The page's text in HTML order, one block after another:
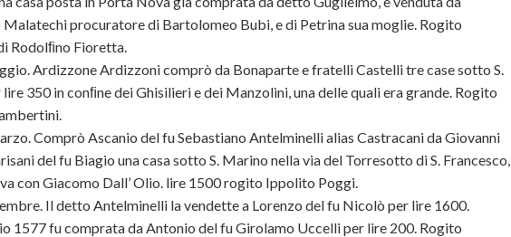
Malatechi procuratore di Bartolomeo Bubi, e di Petrina sua moglie. Rogito
Rodolﬁno Fioretta.
Ardizzone Ardizzoni comprò da Bonaparte e fratelli Castelli tre case sotto S.
350 in conﬁne dei Ghisilieri e dei Manzolini, una delle quali era grande. Rogito
Comprò Ascanio del fu Sebastiano Antelminelli alias Castracani da Giovanni
del fu Biagio una casa sotto S. Marino nella via del Torresotto di S. Francesco,
con Giacomo Dall’ Olio. lire 1500 rogito Ippolito Poggi.
Il detto Antelminelli la vendette a Lorenzo del fu Nicolò per lire 1600.
1577 fu comprata da Antonio del fu Girolamo Uccelli per lire 200. Rogito